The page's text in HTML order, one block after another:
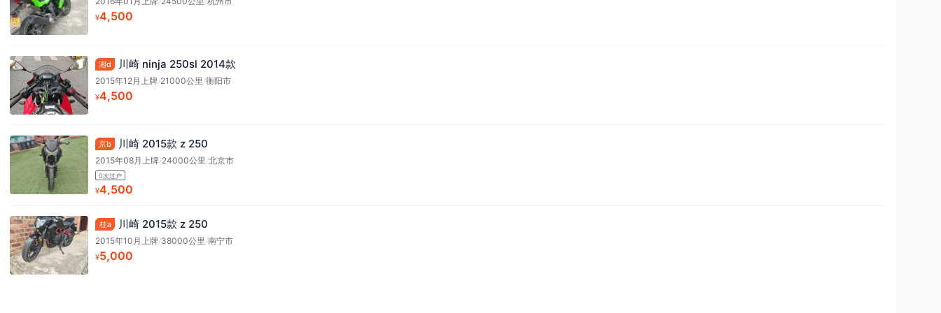
¥4,500
湘d 川崎 ninja 250sl 2014款
2015年12月上牌/21000公里 /衡阳市
¥4,500
京b 川崎 2015款 z 250
2015年08月上牌/24000公里 /北京市
0次过户
¥4,500
桂a 川崎 2015款 z 250
2015年10月上牌/38000公里 /南宁市
¥5,000